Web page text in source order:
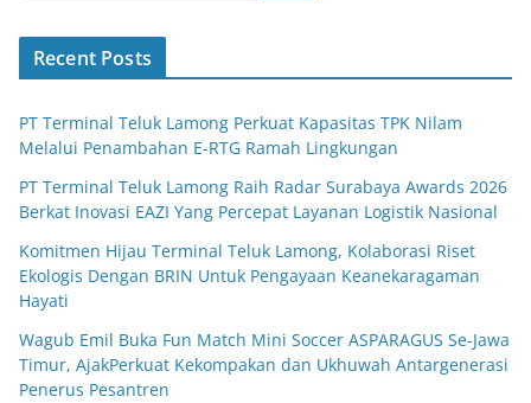
Recent Posts
PT Terminal Teluk Lamong Perkuat Kapasitas TPK Nilam
Melalui Penambahan E-RTG Ramah Lingkungan
PT Terminal Teluk Lamong Raih Radar Surabaya Awards 2026
Berkat Inovasi EAZI Yang Percepat Layanan Logistik Nasional
Komitmen Hijau Terminal Teluk Lamong, Kolaborasi Riset
Ekologis Dengan BRIN Untuk Pengayaan Keanekaragaman
Hayati
Wagub Emil Buka Fun Match Mini Soccer ASPARAGUS Se-Jawa
Timur, AjakPerkuat Kekompakan dan Ukhuwah Antargenerasi
Penerus Pesantren